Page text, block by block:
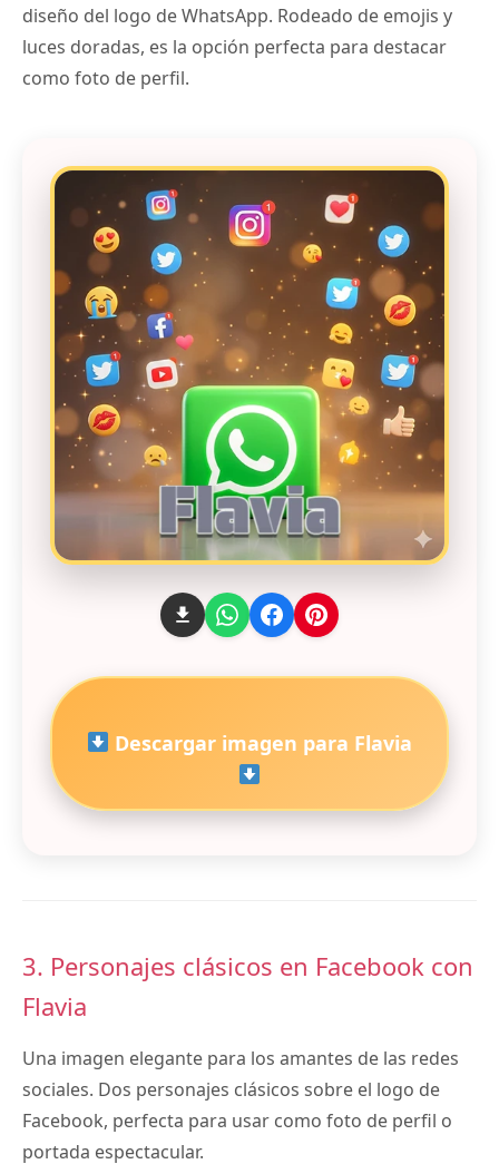
diseño del logo de WhatsApp. Rodeado de emojis y
luces doradas, es la opción perfecta para destacar
como foto de perfil.
Descargar imagen para Flavia
3. Personajes clásicos en Facebook con
Flavia
Una imagen elegante para los amantes de las redes
sociales. Dos personajes clásicos sobre el logo de
Facebook, perfecta para usar como foto de perfil o
portada espectacular.